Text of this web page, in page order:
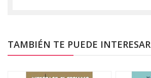
TAMBIÉN TE PUEDE INTERESAR